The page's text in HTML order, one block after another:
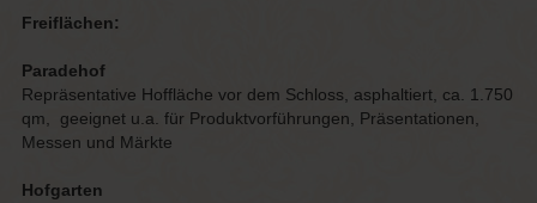
Freiflächen:
Paradehof
Repräsentative Hoffläche vor dem Schloss, asphaltiert, ca. 1.750
qm, geeignet u.a. für Produktvorführungen, Präsentationen,
Messen und Märkte
Hofgarten